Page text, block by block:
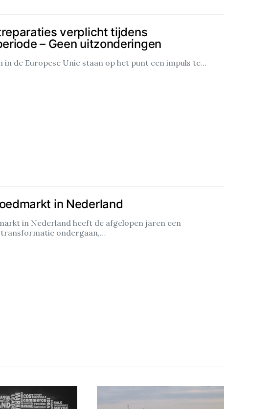
verplicht tijdens
– Geen uitzonderingen
in de Europese Unie staan op het punt een impuls te…
in Nederland
in Nederland heeft de afgelopen jaren een
ondergaan,…